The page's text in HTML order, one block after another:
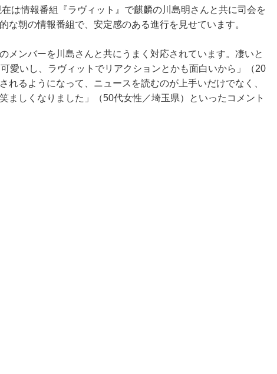
は情報番組『ラヴィット』で麒麟の川島明さんと共に司会を
な朝の情報番組で、安定感のある進行を見せています。
メンバーを川島さんと共にうまく対応されています。凄いと
愛いし、ラヴィットでリアクションとかも面白いから」（20
れるようになって、ニュースを読むのが上手いだけでなく、
ましくなりました」（50代女性／埼玉県）といったコメント